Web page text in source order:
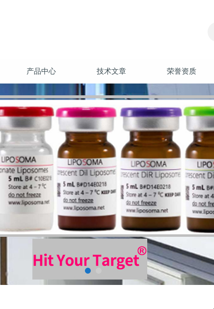
产品中心 技术文章 荣誉资质